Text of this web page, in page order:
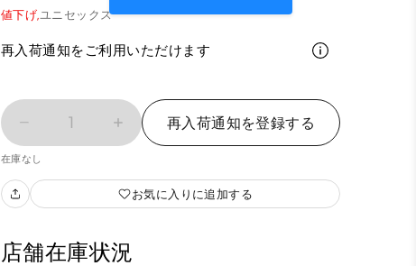
値下げ,ユニセックス
再入荷通知をご利用いただけます
1 再入荷通知を登録する
在庫なし
お気に入りに追加する
店舗在庫状況